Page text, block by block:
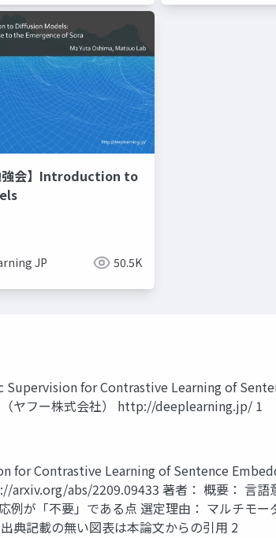
強会】Introduction to
JP 50.5K
Supervision for Contrastive Learning of
ヤフー株式会社） http://deeplearning.jp/ 1
for Contrastive Learning of Sentence
abs/2209.09433 著者： 概要： 言
が「不要」である点 選定理由： マルチモ
記載の無い図表は本論文からの引用 2